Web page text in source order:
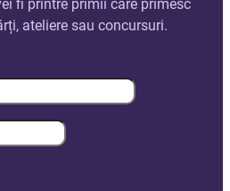
fi printre primii care primesc
ateliere sau concursuri.